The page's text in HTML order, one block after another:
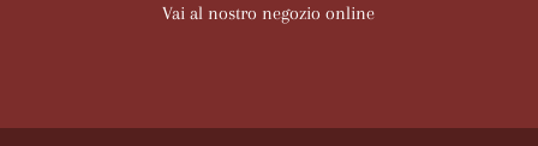
Vai al nostro negozio online